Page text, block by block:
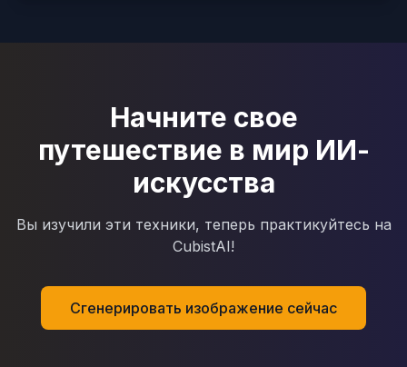
Начните свое
путешествие в мир ИИ-
искусства
Вы изучили эти техники, теперь практикуйтесь на
CubistAI!
Сгенерировать изображение сейчас